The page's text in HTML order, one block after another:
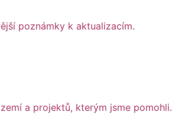
poznámky k aktualizacím.
a projektů, kterým jsme pomohli.